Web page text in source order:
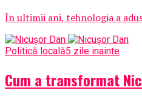
În ultimii ani, tehnologia a
Politică locală5 zile inainte
Cum a transformat